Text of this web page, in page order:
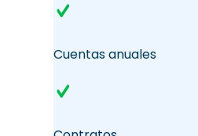
Cuentas anuales